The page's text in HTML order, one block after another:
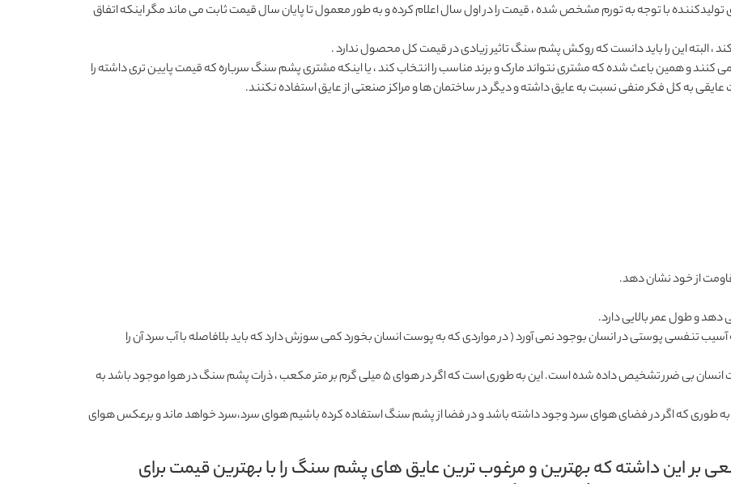
با توجه به تورم مشخص شده ، قیمت را در اول سال اعلام کرده و به طور معمول تا پایان سال قیمت ثابت می ماند مگر اینکه اتفاق
، البته این را باید دانست که روکش پشم سنگ تاثیر زیادی در قیمت کل محصول ندارد .
کنند و همین باعث شده که مشتری نتواند مارک و برند مناسب را انتخاب کند ، یا اینکه مشتری پشم سنگ سرباره که قیمت پایین تری داشته را
به کل فکر منفی نسبت به عایق داشته و دیگر در ساختمان ها و مراکز صنعتی از عایق استفاده نکنند.
و طول عمر بالایی دارد.
تنفسی پوستی در انسان بوجود نمی آورد ( در مواردی که به پوست انسان بخورد کمی سوزش دارد که باید بلافاصله با آب سرد آن را
پشم سنگ از طرف سازمان بهداشت جهانی برای سلامت انسان بی ضرر تشخیص داده شده است. این به طوری است که اگر در هوای 5 میلی گرم بر متر مکعب ، ذرات پشم سنگ در هوا موجود باشد به
طوری که اگر در فضای هوای سرد وجود داشته باشد و در فضا از پشم سنگ استفاده کرده باشیم هوای سرد،سرد خواهد ماند و برعکس هوای
بر این داشته که بهترین و مرغوب ترین عایق های پشم سنگ را با بهترین قیمت برای